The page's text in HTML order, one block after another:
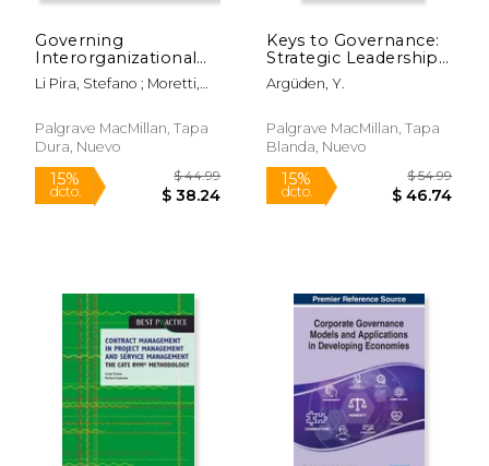
15%
dcto. $ 212.49
12%
dcto.
Governing
Interorganizational
Relationships for
Innovation: The Case
Automotive Industry
(en Inglés)
Li Pira, Stefano ; Moretti,
Palgrave MacMillan, Tapa
Dura, Nuevo
Keys to Governance:
Strategic Leadership
for Quality of Life (en
Inglés)
Argüden, Y.
Palgrave MacMillan, Tapa
Blanda, Nuevo